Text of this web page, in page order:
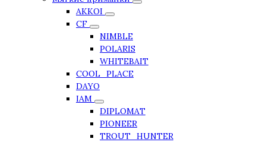
AKKOI
CF
NIMBLE
POLARIS
WHITEBAIT
COOL_PLACE
DAYO
IAM
DIPLOMAT
PIONEER
TROUT_HUNTER